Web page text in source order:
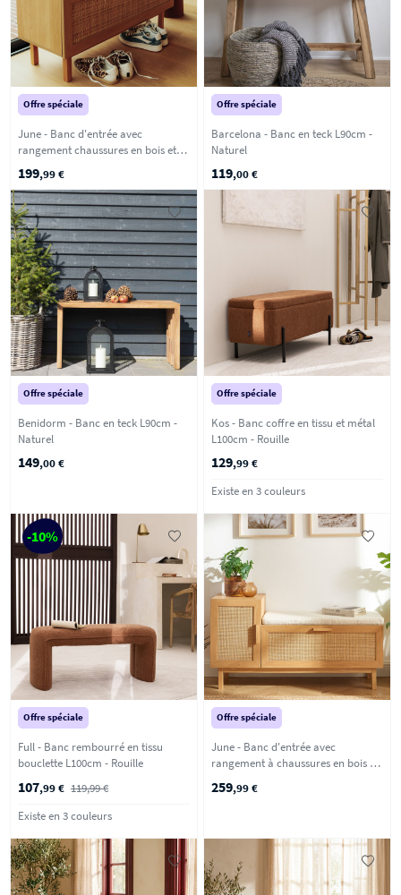
Offre spéciale
June - Banc d'entrée avec
rangement chaussures en bois et
199,99 €
Offre spéciale
Barcelona - Banc en teck L90cm -
Naturel
119,00 €
Offre spéciale
Benidorm - Banc en teck L90cm -
Naturel
149,00 €
Offre spéciale
Kos - Banc coffre en tissu et métal
L100cm - Rouille
129,99 €
Existe en 3 couleurs
-10%
Offre spéciale
Full - Banc rembourré en tissu
bouclette L100cm - Rouille
107,99 € 119,99 €
Existe en 3 couleurs
Offre spéciale
June - Banc d'entrée avec
rangement à chaussures en bois et
259,99 €